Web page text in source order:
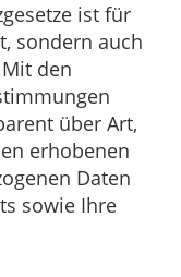
ist für
sondern auch
den
über Art,
erhobenen
Daten
sowie Ihre